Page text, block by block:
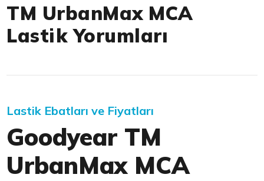
TM UrbanMax MCA
Lastik Yorumları
Lastik Ebatları ve Fiyatları
Goodyear TM
UrbanMax MCA